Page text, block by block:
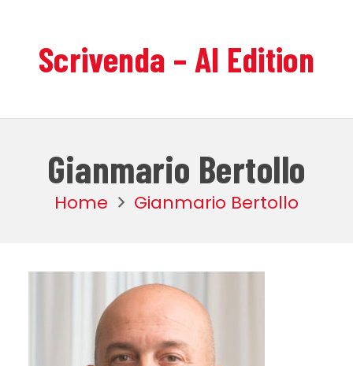
Scrivenda – AI Edition
Gianmario Bertollo
Home Gianmario Bertollo